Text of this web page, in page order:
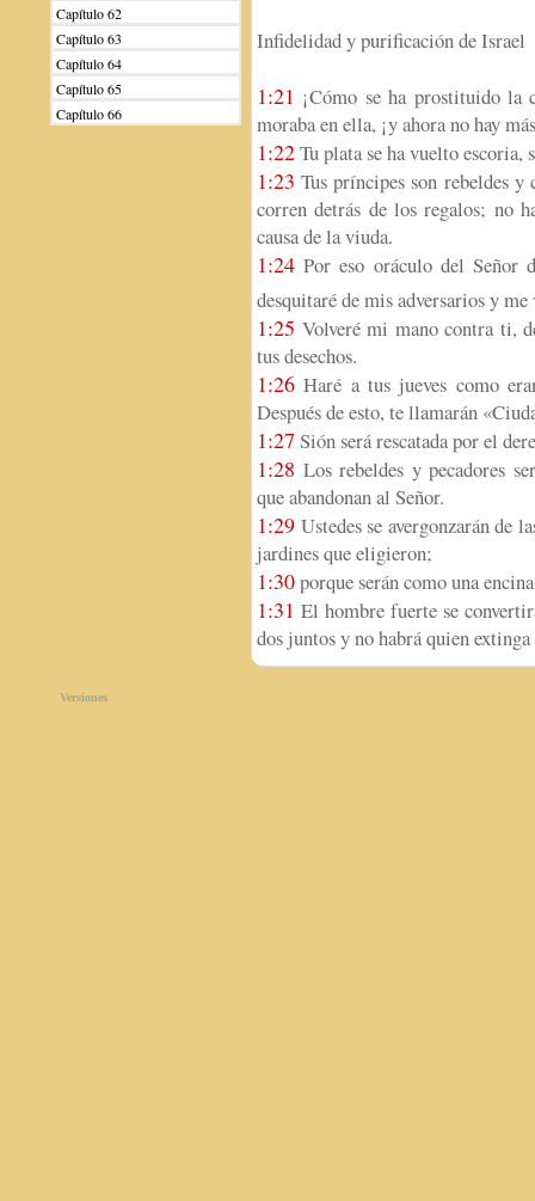
Capítulo 62
Capítulo 63
Capítulo 64
Capítulo 65
Capítulo 66
Infidelidad y purificación de Israel
1:21 ¡Cómo se ha prostituido la
moraba en ella, ¡y ahora no hay
1:22Tu plata se ha vuelto escoria,
1:23 Tus príncipes son rebeldes
corren detrás de los regalos; no
causa de la viuda.
1:24 Por eso oráculo del
desquitaré de mis adversarios y
1:25 Volveré mi mano contra ti,
tus desechos.
1:26 Haré a tus jueves como
Después de esto, te llamarán
1:27 Sión será rescatada por el
1:28 Los rebeldes y pecadores
que abandonan al Señor.
1:29 Ustedes se avergonzarán de
jardines que eligieron;
1:30porque serán como una
1:31 El hombre fuerte se
dos juntos y no habrá quien
Versiones